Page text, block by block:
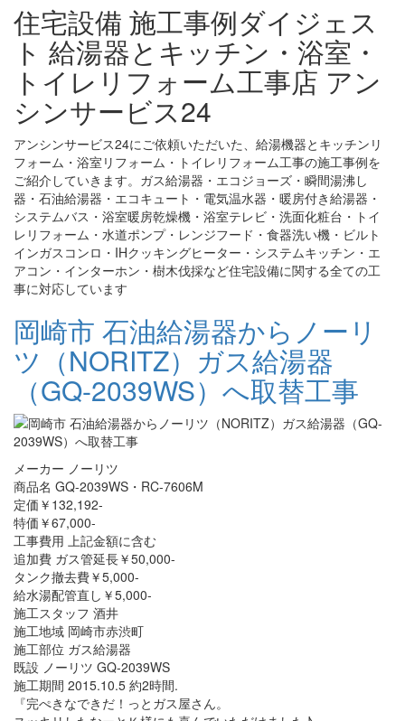
住宅設備 施工事例ダイジェス
ト 給湯器とキッチン・浴室・
トイレリフォーム工事店 アン
シンサービス24
アンシンサービス24にご依頼いただいた、給湯機器とキッチンリ
フォーム・浴室リフォーム・トイレリフォーム工事の施工事例を
ご紹介していきます。ガス給湯器・エコジョーズ・瞬間湯沸し
器・石油給湯器・エコキュート・電気温水器・暖房付き給湯器・
システムバス・浴室暖房乾燥機・浴室テレビ・洗面化粧台・トイ
レリフォーム・水道ポンプ・レンジフード・食器洗い機・ビルト
インガスコンロ・IHクッキングヒーター・システムキッチン・エ
アコン・インターホン・樹木伐採など住宅設備に関する全ての工
事に対応しています
岡崎市 石油給湯器からノーリ
ツ（NORITZ）ガス給湯器
（GQ-2039WS）へ取替工事
メーカー ノーリツ
商品名 GQ-2039WS・RC-7606M
定価￥132,192-
特価￥67,000-
工事費用 上記金額に含む
追加費 ガス管延長￥50,000-
タンク撤去費￥5,000-
給水湯配管直し￥5,000-
施工スタッフ 酒井
施工地域 岡崎市赤渋町
施工部位 ガス給湯器
既設 ノーリツ GQ-2039WS
施工期間 2015.10.5 約2時間.
『完ぺきなできだ！っとガス屋さん。